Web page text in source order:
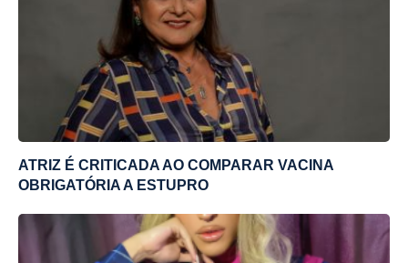
ATRIZ É CRITICADA AO COMPARAR VACINA
OBRIGATÓRIA A ESTUPRO